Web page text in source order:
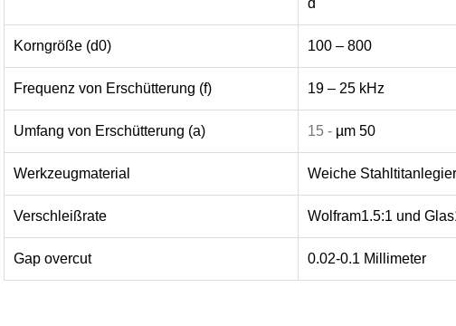
d
Korngröße (d0) 100 – 800
Frequenz von Erschütterung (f) 19 – 25 kHz
Umfang von Erschütterung (a) 15 - µm 50
Werkzeugmaterial Weiche
Verschleißrate Wolfram1.5:1 und
Gap overcut 0.02-0.1 Millimeter